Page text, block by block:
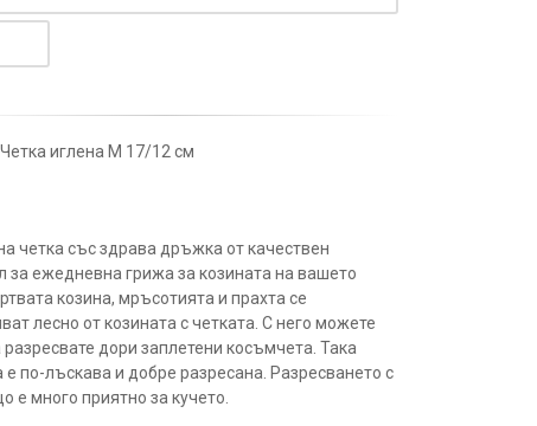
иглена М 17/12 см
четка със здрава дръжка от качествен
за ежедневна грижа за козината на вашето
козина, мръсотията и прахта се
лесно от козината с четката. С него можете
разресвате дори заплетени косъмчета. Така
е по-лъскава и добре разресана. Разресването с
е много приятно за кучето.